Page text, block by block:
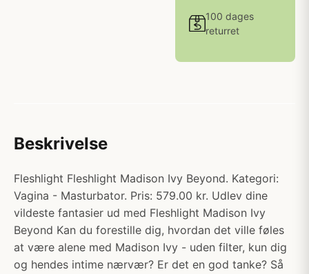
100 dages
returret
Beskrivelse
Fleshlight Fleshlight Madison Ivy Beyond. Kategori:
Vagina - Masturbator. Pris: 579.00 kr. Udlev dine
vildeste fantasier ud med Fleshlight Madison Ivy
Beyond Kan du forestille dig, hvordan det ville føles
at være alene med Madison Ivy - uden filter, kun dig
og hendes intime nærvær? Er det en god tanke? Så